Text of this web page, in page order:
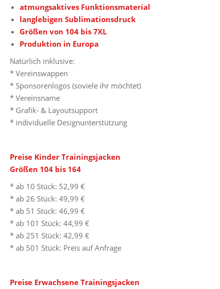
atmungsaktives Funktionsmaterial
langlebigen Sublimationsdruck
Größen von 104 bis 7XL
Produktion in Europa
Natürlich inklusive:
* Vereinswappen
* Sponsorenlogos (soviele ihr möchtet)
* Vereinsname
* Grafik- & Layoutsupport
* individuelle Designunterstützung
Preise Kinder Trainingsjacken
Größen 104 bis 164
* ab 10 Stück: 52,99 €
* ab 26 Stück: 49,99 €
* ab 51 Stück: 46,99 €
* ab 101 Stück: 44,99 €
* ab 251 Stück: 42,99 €
* ab 501 Stück: Preis auf Anfrage
Preise Erwachsene Trainingsjacken